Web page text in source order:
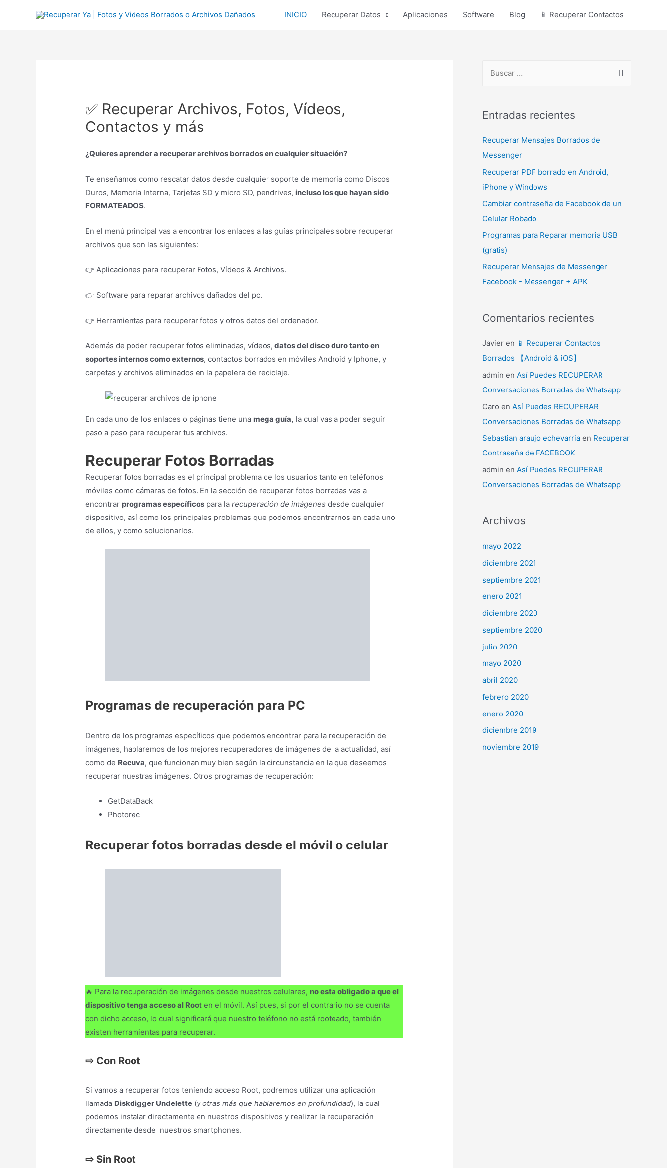
INICIO Recuperar Datos Aplicaciones Software Blog 📱 Recuperar Contactos
✅ Recuperar Archivos, Fotos, Vídeos,
Contactos y más
¿Quieres aprender a recuperar archivos borrados en cualquier situación?
Te enseñamos como rescatar datos desde cualquier soporte de memoria como Discos
Duros, Memoria Interna, Tarjetas SD y micro SD, pendrives, incluso los que hayan sido
FORMATEADOS.
En el menú principal vas a encontrar los enlaces a las guías principales sobre recuperar
archivos que son las siguientes:
👉 Aplicaciones para recuperar Fotos, Vídeos & Archivos.
👉 Software para reparar archivos dañados del pc.
👉 Herramientas para recuperar fotos y otros datos del ordenador.
Además de poder recuperar fotos eliminadas, vídeos, datos del disco duro tanto en
soportes internos como externos, contactos borrados en móviles Android y Iphone, y
carpetas y archivos eliminados en la papelera de reciclaje.
En cada uno de los enlaces o páginas tiene una mega guía, la cual vas a poder seguir
paso a paso para recuperar tus archivos.
Recuperar Fotos Borradas
Recuperar fotos borradas es el principal problema de los usuarios tanto en teléfonos
móviles como cámaras de fotos. En la sección de recuperar fotos borradas vas a
encontrar programas específicos para larecuperación de imágenes desde cualquier
dispositivo, así como los principales problemas que podemos encontrarnos en cada uno
de ellos, y como solucionarlos.
GetDataBack
🔥 Para la recuperación de imágenes desde nuestros celulares,no esta obligado a que el
con dicho acceso, lo cual significará que nuestro teléfono no está rooteado, también
existen herramientas para recuperar.
⇨Con Root
Y si por el contrario nos disponemos a recuperar imágenes en nuestro teléfono pero
se cuenta con el acceso root, deberemos hacerlo conectando nuestro teléfono a un
puerto USB del ordenador yhacerlo a través de algún programa de escritoriocomo los
que comentábamos en párrafos anteriores.
Actualización: Ahora mismo existen aplicaciones adecuada para dispositivos Android y
Iphone, que permiten recuperar las fotografias sin tener que conectar el dispositivo a un
Recuperar Vídeos Borrados
suelen ser archivos muy pesados, por encima de los 600 Megabytes, y por tanto,
c
r
p
o
r
:
Entradas recientes
Recuperar Mensajes Borrados de
Messenger
Recuperar PDF borrado en Android,
iPhone y Windows
Cambiar contraseña de Facebook de un
Celular Robado
Programas para Reparar memoria USB
(gratis)
Recuperar Mensajes de Messenger
Facebook - Messenger + APK
Comentarios recientes
Javier en 📱 Recuperar Contactos
Borrados 【Android & iOS】
admin en Así Puedes RECUPERAR
Conversaciones Borradas de Whatsapp
Caro en Así Puedes RECUPERAR
Conversaciones Borradas de Whatsapp
Sebastian araujo echevarria en Recuperar
Contraseña de FACEBOOK
admin en Así Puedes RECUPERAR
Conversaciones Borradas de Whatsapp
Archivos
mayo 2022
diciembre 2021
septiembre 2021
enero 2021
diciembre 2020
septiembre 2020
julio 2020
mayo 2020
abril 2020
febrero 2020
enero 2020
diciembre 2019
noviembre 2019